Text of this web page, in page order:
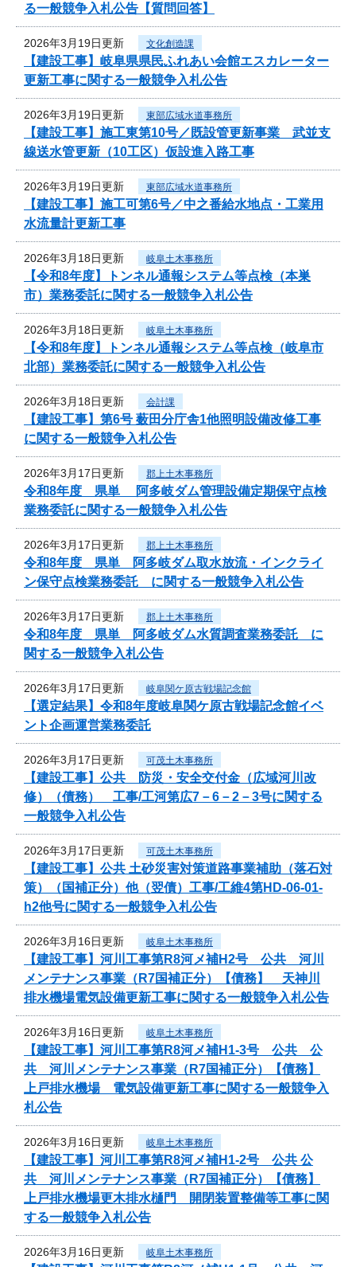
る一般競争入札公告【質問回答】
2026年3月19日更新 文化創造課
【建設工事】岐阜県県民ふれあい会館エスカレーター
更新工事に関する一般競争入札公告
2026年3月19日更新 東部広域水道事務所
【建設工事】施工東第10号／既設管更新事業 武並支
線送水管更新（10工区）仮設進入路工事
2026年3月19日更新 東部広域水道事務所
【建設工事】施工可第6号／中之番給水地点・工業用
水流量計更新工事
2026年3月18日更新 岐阜土木事務所
【令和8年度】トンネル通報システム等点検（本巣
市）業務委託に関する一般競争入札公告
2026年3月18日更新 岐阜土木事務所
【令和8年度】トンネル通報システム等点検（岐阜市
北部）業務委託に関する一般競争入札公告
2026年3月18日更新 会計課
【建設工事】第6号 薮田分庁舎1他照明設備改修工事
に関する一般競争入札公告
2026年3月17日更新 郡上土木事務所
令和8年度 県単 阿多岐ダム管理設備定期保守点検
業務委託に関する一般競争入札公告
2026年3月17日更新 郡上土木事務所
令和8年度 県単 阿多岐ダム取水放流・インクライ
ン保守点検業務委託 に関する一般競争入札公告
2026年3月17日更新 郡上土木事務所
令和8年度 県単 阿多岐ダム水質調査業務委託 に
関する一般競争入札公告
2026年3月17日更新 岐阜関ケ原古戦場記念館
【選定結果】令和8年度岐阜関ケ原古戦場記念館イベ
ント企画運営業務委託
2026年3月17日更新 可茂土木事務所
【建設工事】公共 防災・安全交付金（広域河川改
修）（債務） 工事/工河第広7－6－2－3号に関する
一般競争入札公告
2026年3月17日更新 可茂土木事務所
【建設工事】公共 土砂災害対策道路事業補助（落石対
策）（国補正分）他（翌債）工事/工維4第HD-06-01-
h2他号に関する一般競争入札公告
2026年3月16日更新 岐阜土木事務所
【建設工事】河川工事第R8河メ補H2号 公共 河川
メンテナンス事業（R7国補正分）【債務】 天神川
排水機場電気設備更新工事に関する一般競争入札公告
2026年3月16日更新 岐阜土木事務所
【建設工事】河川工事第R8河メ補H1-3号 公共 公
共 河川メンテナンス事業（R7国補正分）【債務】
上戸排水機場 電気設備更新工事に関する一般競争入
札公告
2026年3月16日更新 岐阜土木事務所
【建設工事】河川工事第R8河メ補H1-2号 公共 公
共 河川メンテナンス事業（R7国補正分）【債務】
上戸排水機場更木排水樋門 開閉装置整備等工事に関
する一般競争入札公告
2026年3月16日更新 岐阜土木事務所